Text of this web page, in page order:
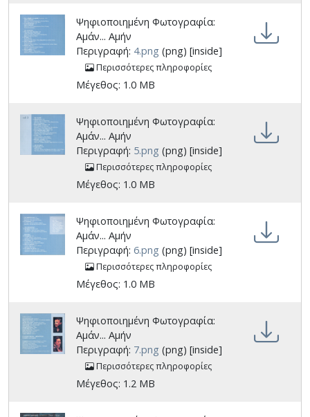
Ψηφιοποιημένη Φωτογραφία:
Αμάν... Αμήν
Περιγραφή: 4.png (png) [inside]
Περισσότερες πληροφορίες
Μέγεθος: 1.0 MB
Ψηφιοποιημένη Φωτογραφία:
Αμάν... Αμήν
Περιγραφή: 5.png (png) [inside]
Περισσότερες πληροφορίες
Μέγεθος: 1.0 MB
Ψηφιοποιημένη Φωτογραφία:
Αμάν... Αμήν
Περιγραφή: 6.png (png) [inside]
Περισσότερες πληροφορίες
Μέγεθος: 1.0 MB
Ψηφιοποιημένη Φωτογραφία:
Αμάν... Αμήν
Περιγραφή: 7.png (png) [inside]
Περισσότερες πληροφορίες
Μέγεθος: 1.2 MB